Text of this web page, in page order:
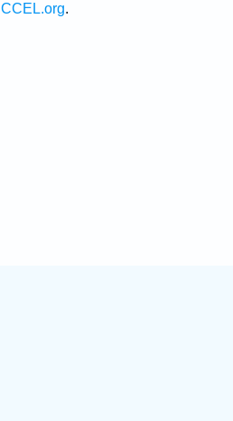
CCEL.org.